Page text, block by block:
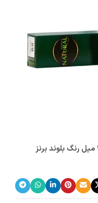
رنگ مو نچرال شماره 45-7 حجم 120 میل رنگ بلوند برنز